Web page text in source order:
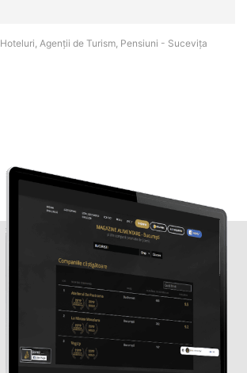
Hoteluri, Agenții de Turism, Pensiuni - Suceviţa